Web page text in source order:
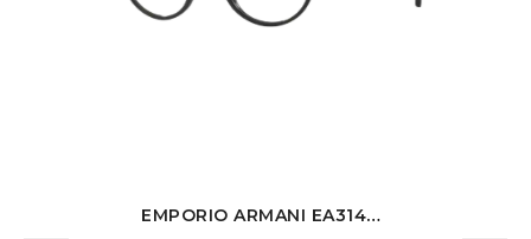
EMPORIO ARMANI EA3144 5001 50